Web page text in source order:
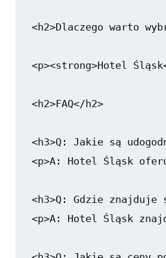
<h2>Dlaczego warto
<p><strong>Hotel
<h2>FAQ</h2>
<h3>Q: Jakie są
<p>A: Hotel Śląsk
<h3>Q: Gdzie znajduje
<p>A: Hotel Śląsk